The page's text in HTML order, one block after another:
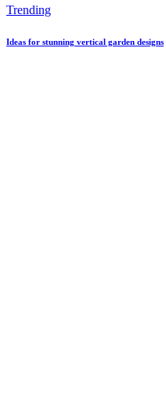
Trending
Ideas for stunning vertical garden designs